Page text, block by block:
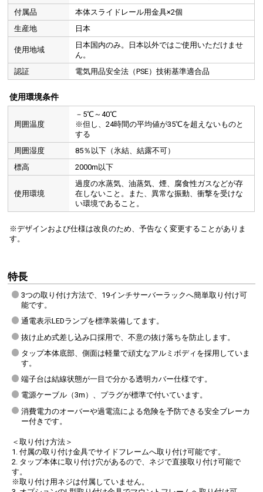
付属品
本体スライドレール用金具×2個
生産地
日本
使用地域
日本国内のみ。日本以外ではご使用いただけませ
ん。
認証
電気用品安全法（PSE）技術基準適合品
使用環境条件
周囲温度
－5℃～40℃
※但し、24時間の平均値が35℃を超えないものと
する
周囲湿度
85％以下（氷結、結露不可）
標高
2000m以下
使用環境
過度の水蒸気、油蒸気、煙、腐食性ガスなどが存
在しないこと。また、異常な振動、衝撃を受けな
い環境であること。
※デザインおよび仕様は改良のため、予告なく変更することがありま
す。
特長
3つの取り付け方法で、19インチサーバーラックへ簡単取り付け可
能です。
通電表示LEDランプを標準装備してます。
抜け止め式差し込み口採用で、不意の抜け落ちを防止します。
タップ本体底部、側面は軽量で頑丈なアルミボディを採用していま
す。
端子台は結線状態が一目で分かる透明カバー仕様です。
電源ケーブル（3m）、プラグが標準で付いています。
消費電力のオーバーや過電流による危険を予防できる安全ブレーカ
ー付きです。
＜取り付け方法＞
1. 付属の取り付け金具でサイドフレームへ取り付け可能です。
2. タップ本体に取り付け穴があるので、ネジで直接取り付け可能で
す。
※取り付け用ネジは付属していません。